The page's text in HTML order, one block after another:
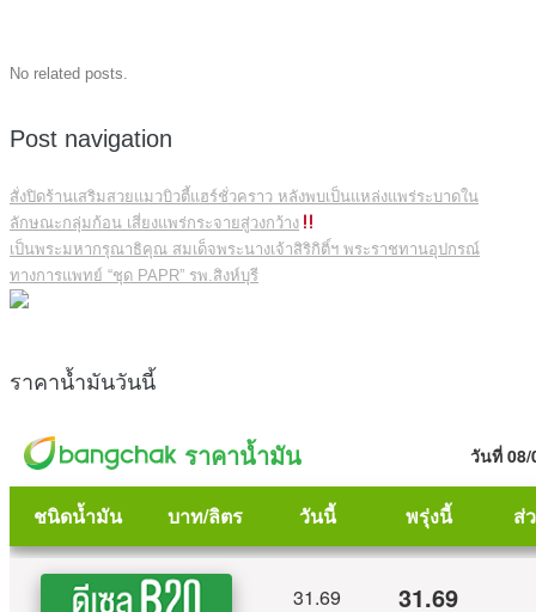
No related posts.
Post navigation
สั่งปิดร้านเสริมสวยแมวบิวตี้แฮร์ชั่วคราว หลังพบเป็นแหล่งแพร่ระบาดใน
ลักษณะกลุ่มก้อน เสี่ยงแพร่กระจายสู่วงกว้าง
เป็นพระมหากรุณาธิคุณ สมเด็จพระนางเจ้าสิริกิติ์ฯ พระราชทานอุปกรณ์
ทางการแพทย์ “ชุด PAPR” รพ.สิงห์บุรี
ราคาน้ำมันวันนี้